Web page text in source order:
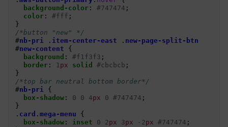
background-color: #747474 ;
color: #fff ;
}
/*button "new" */
#nb-pri . item-center-east . new-page-split-btn
#new-content
{
background : #f1f3f3 ;
border: 1 px solid #cbcbcb ;
}
/*top bar neutral bottom border*/
#nb-pri
{
box-shadow: 0 0 4px 0 #747474 ;
}
. card . mega-menu
{
box-shadow: inset 0 2px 3px -2px #747474 ;